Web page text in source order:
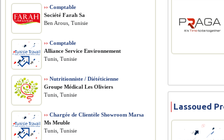
Lassoued
›› Comptable
Société Farah Sa
Ben Arous, Tunisie
›› Comptable
Alliance Service Environnement
Tunis, Tunisie
›› Nutritionniste / Diététicienne
Groupe Médical Les Oliviers
Tunis, Tunisie
›› Chargée de Clientèle Showroom Marsa
Ms Meuble
Tunis, Tunisie